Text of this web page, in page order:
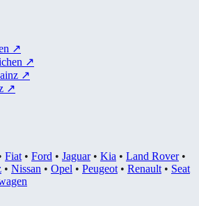
↗
↗
↗
↗
Fiat • Ford • Jaguar• Kia • Land Rover•
• Nissan • Opel • Peugeot • Renault • Seat